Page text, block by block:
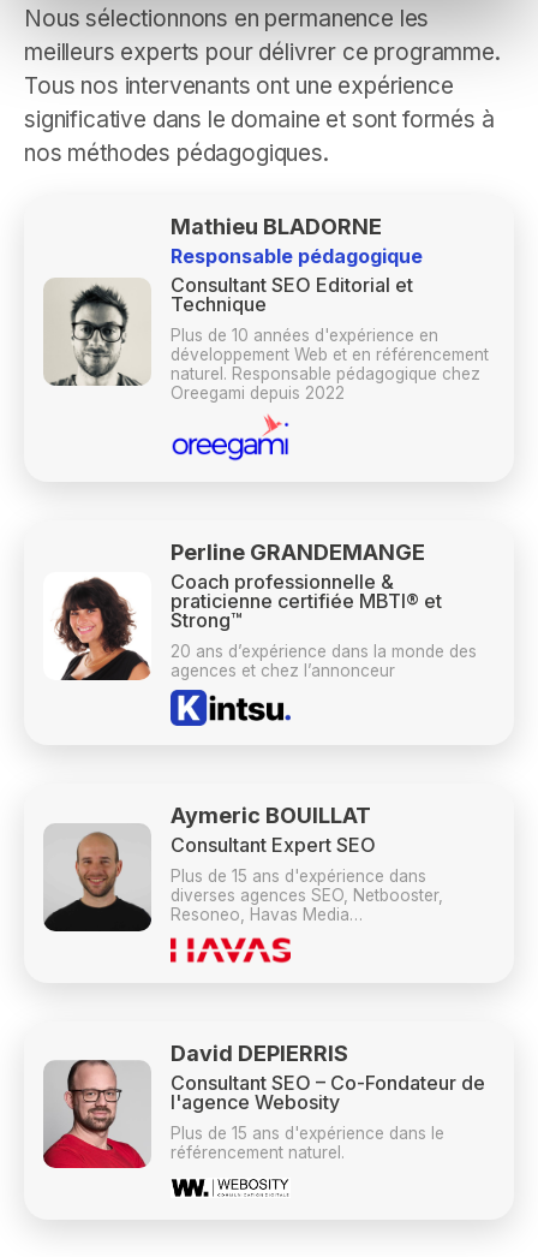
Nous sélectionnons en permanence les
meilleurs experts pour délivrer ce programme.
Tous nos intervenants ont une expérience
significative dans le domaine et sont formés à
nos méthodes pédagogiques.
Mathieu BLADORNE
Responsable pédagogique
Consultant SEO Editorial et
Technique
Plus de 10 années d'expérience en
développement Web et en référencement
naturel. Responsable pédagogique chez
Oreegami depuis 2022
Perline GRANDEMANGE
Coach professionnelle &
praticienne certifiée MBTI® et
Strong™
20 ans d’expérience dans la monde des
agences et chez l’annonceur
Aymeric BOUILLAT
Consultant Expert SEO
Plus de 15 ans d'expérience dans
diverses agences SEO, Netbooster,
Resoneo, Havas Media…
David DEPIERRIS
Consultant SEO – Co-Fondateur de
l'agence Webosity
Plus de 15 ans d'expérience dans le
référencement naturel.